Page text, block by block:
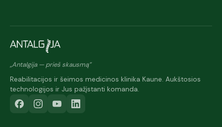
„Antalgija — prieš skausmą"
Reabilitacijos ir šeimos medicinos klinika Kaune. Aukštosios
technologijos ir Jus pažįstanti komanda.